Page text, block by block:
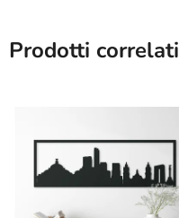
Prodotti correlati